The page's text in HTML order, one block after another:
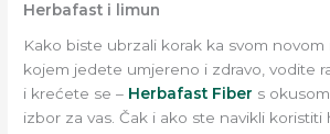
Herbafast i limun
Kako biste ubrzali korak ka svom novom
kojem jedete umjereno i zdravo, vodite
i krećete se – Herbafast Fiber s
izbor za vas. Čak i ako ste navikli